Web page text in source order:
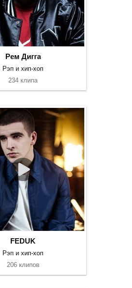
Рем Дигга
Рэп и хип-хоп
234 клипа
FEDUK
Рэп и хип-хоп
206 клипов